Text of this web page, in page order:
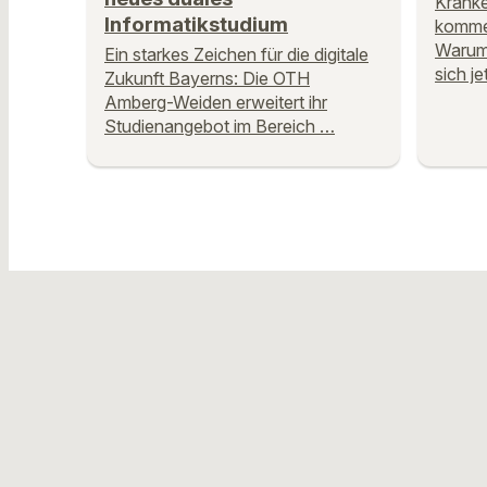
Informatikstudium
Ein starkes Zeichen für die digitale
Zukunft Bayerns: Die OTH
Amberg-Weiden erweitert ihr
Studienangebot im Bereich …
sich